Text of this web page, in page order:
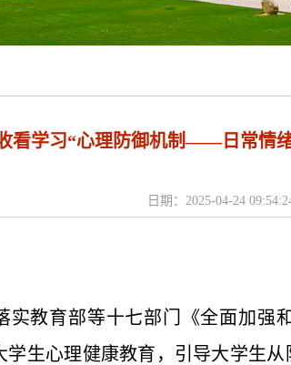
看学习“心理防御机制——日常情
日期：2025-04-24
实教育部等十七部门《全面加强
学生心理健康教育，引导大学生